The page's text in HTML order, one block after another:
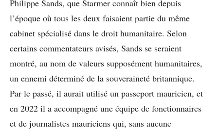
Philippe Sands, que Starmer connaît bien depuis
l’époque où tous les deux faisaient partie du même
cabinet spécialisé dans le droit humanitaire. Selon
certains commentateurs avisés, Sands se seraient
montré, au nom de valeurs supposément humanitaires,
un ennemi déterminé de la souveraineté britannique.
Par le passé, il aurait utilisé un passeport mauricien, et
en 2022 il a accompagné une équipe de fonctionnaires
et de journalistes mauriciens qui, sans aucune